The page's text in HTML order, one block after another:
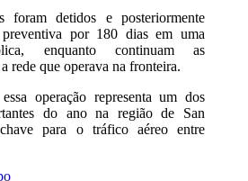
foram detidos e posteriormente
por 180 dias em uma
enquanto continuam as
rede que operava na fronteira.
operação representa um dos
do ano na região de San
para o tráfico aéreo entre